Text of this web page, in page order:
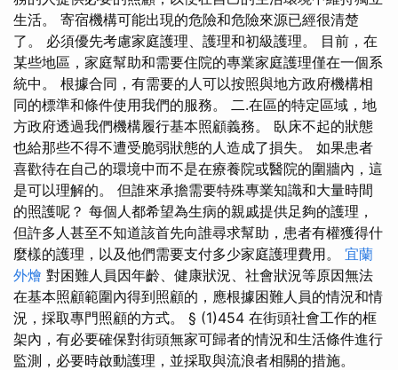
生活。 寄宿機構可能出現的危險和危險來源已經很清楚
了。 必須優先考慮家庭護理、護理和初級護理。 目前，在
某些地區，家庭幫助和需要住院的專業家庭護理僅在一個系
統中。 根據合同，有需要的人可以按照與地方政府機構相
同的標準和條件使用我們的服務。 二.在區的特定區域，地
方政府透過我們機構履行基本照顧義務。 臥床不起的狀態
也給那些不得不遭受脆弱狀態的人造成了損失。 如果患者
喜歡待在自己的環境中而不是在療養院或醫院的圍牆內，這
是可以理解的。 但誰來承擔需要特殊專業知識和大量時間
的照護呢？ 每個人都希望為生病的親戚提供足夠的護理，
但許多人甚至不知道該首先向誰尋求幫助，患者有權獲得什
麼樣的護理，以及他們需要支付多少家庭護理費用。 宜蘭
外燴 對困難人員因年齡、健康狀況、社會狀況等原因無法
在基本照顧範圍內得到照顧的，應根據困難人員的情況和情
況，採取專門照顧的方式。 § (1)454 在街頭社會工作的框
架內，有必要確保對街頭無家可歸者的情況和生活條件進行
監測，必要時啟動護理，並採取與流浪者相關的措施。